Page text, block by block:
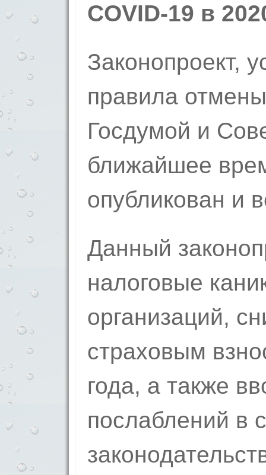
COVID-19 в
Законопроект,
правила
Госдумой и
ближайшее
опубликован и
Данный
налоговые
организаций,
страховым
года, а также
послаблений в